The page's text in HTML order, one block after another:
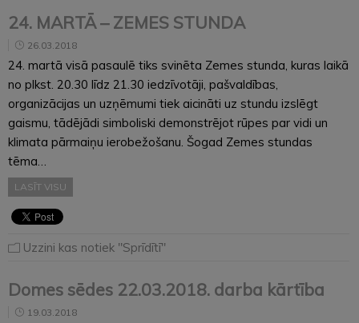
24. MARTĀ – ZEMES STUNDA
26.03.2018
24. martā visā pasaulē tiks svinēta Zemes stunda, kuras laikā
no plkst. 20.30 līdz 21.30 iedzīvotāji, pašvaldības,
organizācijas un uzņēmumi tiek aicināti uz stundu izslēgt
gaismu, tādējādi simboliski demonstrējot rūpes par vidi un
klimata pārmaiņu ierobežošanu. Šogad Zemes stundas
tēma…
LASĪT VISU
Uzzini kas notiek "Sprīdītī"
Domes sēdes 22.03.2018. darba kārtība
19.03.2018